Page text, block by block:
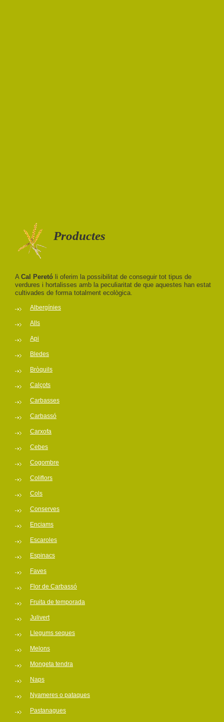
Productes
A Cal Peretó li oferim la possibilitat de conseguir tot tipus de
verdures i hortalisses amb la peculiaritat de que aquestes han estat
cultivades de forma totalment ecològica.
Albergínies
Alls
Api
Bledes
Bròquils
Calçots
Carbasses
Carbassó
Carxofa
Cebes
Cogombre
Coliflors
Cols
Conserves
Enciams
Escaroles
Espinacs
Faves
Flor de Carbassó
Fruita de temporada
Julivert
Llegums seques
Melons
Mongeta tendra
Naps
Nyameres o pataques
Pastanagues